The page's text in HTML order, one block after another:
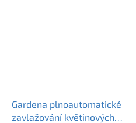
Gardena plnoautomatické
zavlažování květinových